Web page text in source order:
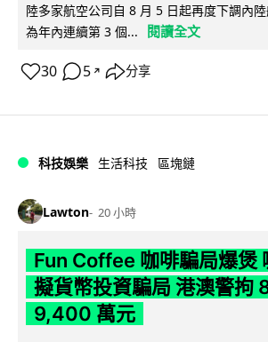
陸多家航空公司自 8 月 5 日起再度下調內
為年內連續第 3 個...
閱讀全文
30 5 ↗ 分享
科技娛樂 生活科技 區塊鏈
Lawton 20 小時
Fun Coffee 咖啡騙局爆煲
擬貨幣投資騙局 港澳警拘
9,400 萬元